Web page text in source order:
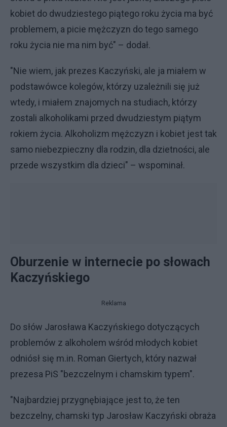
kobiet do dwudziestego piątego roku życia ma być
problemem, a picie mężczyzn do tego samego
roku życia nie ma nim być" – dodał.
"Nie wiem, jak prezes Kaczyński, ale ja miałem w
podstawówce kolegów, którzy uzależnili się już
wtedy, i miałem znajomych na studiach, którzy
zostali alkoholikami przed dwudziestym piątym
rokiem życia. Alkoholizm mężczyzn i kobiet jest tak
samo niebezpieczny dla rodzin, dla dzietności, ale
przede wszystkim dla dzieci" – wspominał.
Oburzenie w internecie po słowach
Kaczyńskiego
Reklama
Do słów Jarosława Kaczyńskiego dotyczących
problemów z alkoholem wśród młodych kobiet
odniósł się m.in. Roman Giertych, który nazwał
prezesa PiS "bezczelnym i chamskim typem".
"Najbardziej przygnębiające jest to, że ten
bezczelny, chamski typ Jarosław Kaczyński obraża